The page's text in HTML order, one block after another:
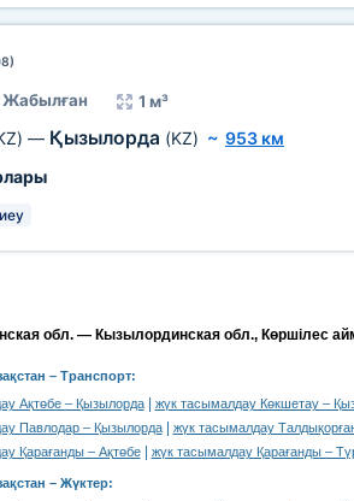
Жабылған 1 м³
— Қызылорда (KZ) ~ 953 км
обл. — Кызылординская обл., Көршілес
– Транспорт:
Ақтөбе – Қызылорда|
жүк тасымалдау Көкшетау –
Павлодар – Қызылорда|
жүк тасымалдау
Қарағанды – Ақтөбе| жүк тасымалдау Қарағанды –
– Жүктер: